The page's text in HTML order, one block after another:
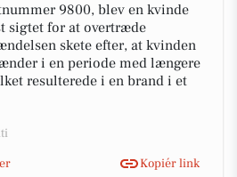
9800, blev en kvinde
sigtet for at overtræde
skete efter, at kvinden
i en periode med længere
resulterede i en brand i et
Kopiér link